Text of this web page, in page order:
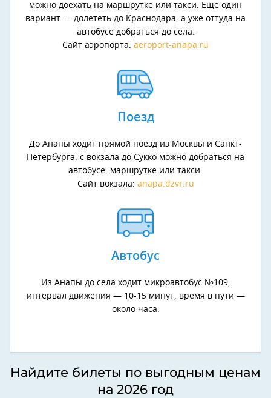
можно доехать на маршрутке или такси. Еще один
вариант — долететь до Краснодара, а уже оттуда на
автобусе добраться до села.
Сайт аэропорта: aeroport-anapa.ru
Поезд
До Анапы ходит прямой поезд из Москвы и Санкт-
Петербурга, с вокзала до Сукко можно добраться на
автобусе, маршрутке или такси.
Сайт вокзала: anapa.dzvr.ru
Автобус
Из Анапы до села ходит микроавтобус №109,
интервал движения — 10-15 минут, время в пути —
около часа.
Найдите билеты по выгодным ценам
на 2026 год